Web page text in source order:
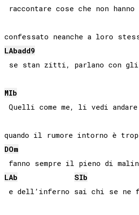
raccontare cose che non hanno
LAbadd9
se stan zitti, parlano con gli
MIb
Quelli come me, li vedi
DOm
LAb
SIb
e dell’inferno sai chi se ne